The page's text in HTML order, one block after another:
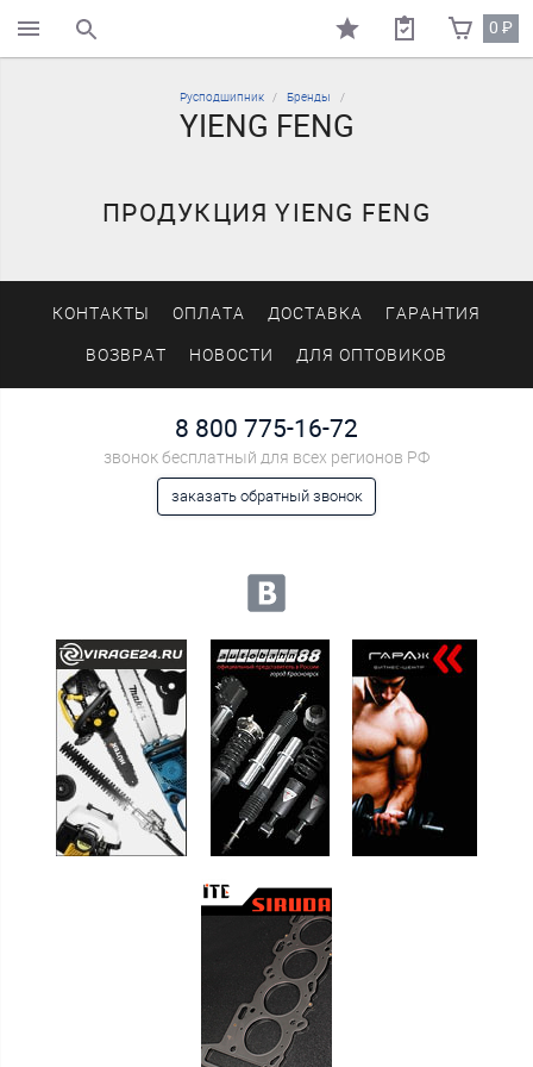
поиск по каталогу 0₽
Русподшипник Бренды
YIENG FENG
ПРОДУКЦИЯ YIENG FENG
КОНТАКТЫ ОПЛАТА ДОСТАВКА ГАРАНТИЯ
ВОЗВРАТ НОВОСТИ ДЛЯ ОПТОВИКОВ
8 800 775-16-72
звонок бесплатный для всех регионов РФ
заказать обратный звонок